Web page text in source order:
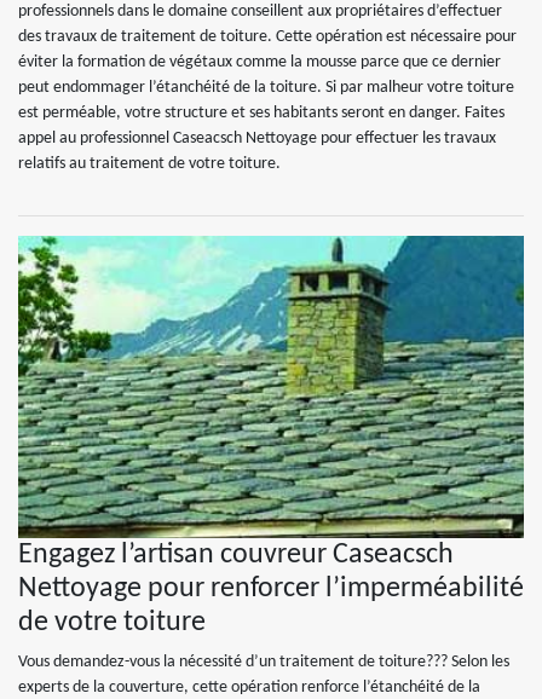
professionnels dans le domaine conseillent aux propriétaires d’effectuer
des travaux de traitement de toiture. Cette opération est nécessaire pour
éviter la formation de végétaux comme la mousse parce que ce dernier
peut endommager l’étanchéité de la toiture. Si par malheur votre toiture
est perméable, votre structure et ses habitants seront en danger. Faites
appel au professionnel Caseacsch Nettoyage pour effectuer les travaux
relatifs au traitement de votre toiture.
Engagez l’artisan couvreur Caseacsch
Nettoyage pour renforcer l’imperméabilité
de votre toiture
Vous demandez-vous la nécessité d’un traitement de toiture??? Selon les
experts de la couverture, cette opération renforce l’étanchéité de la